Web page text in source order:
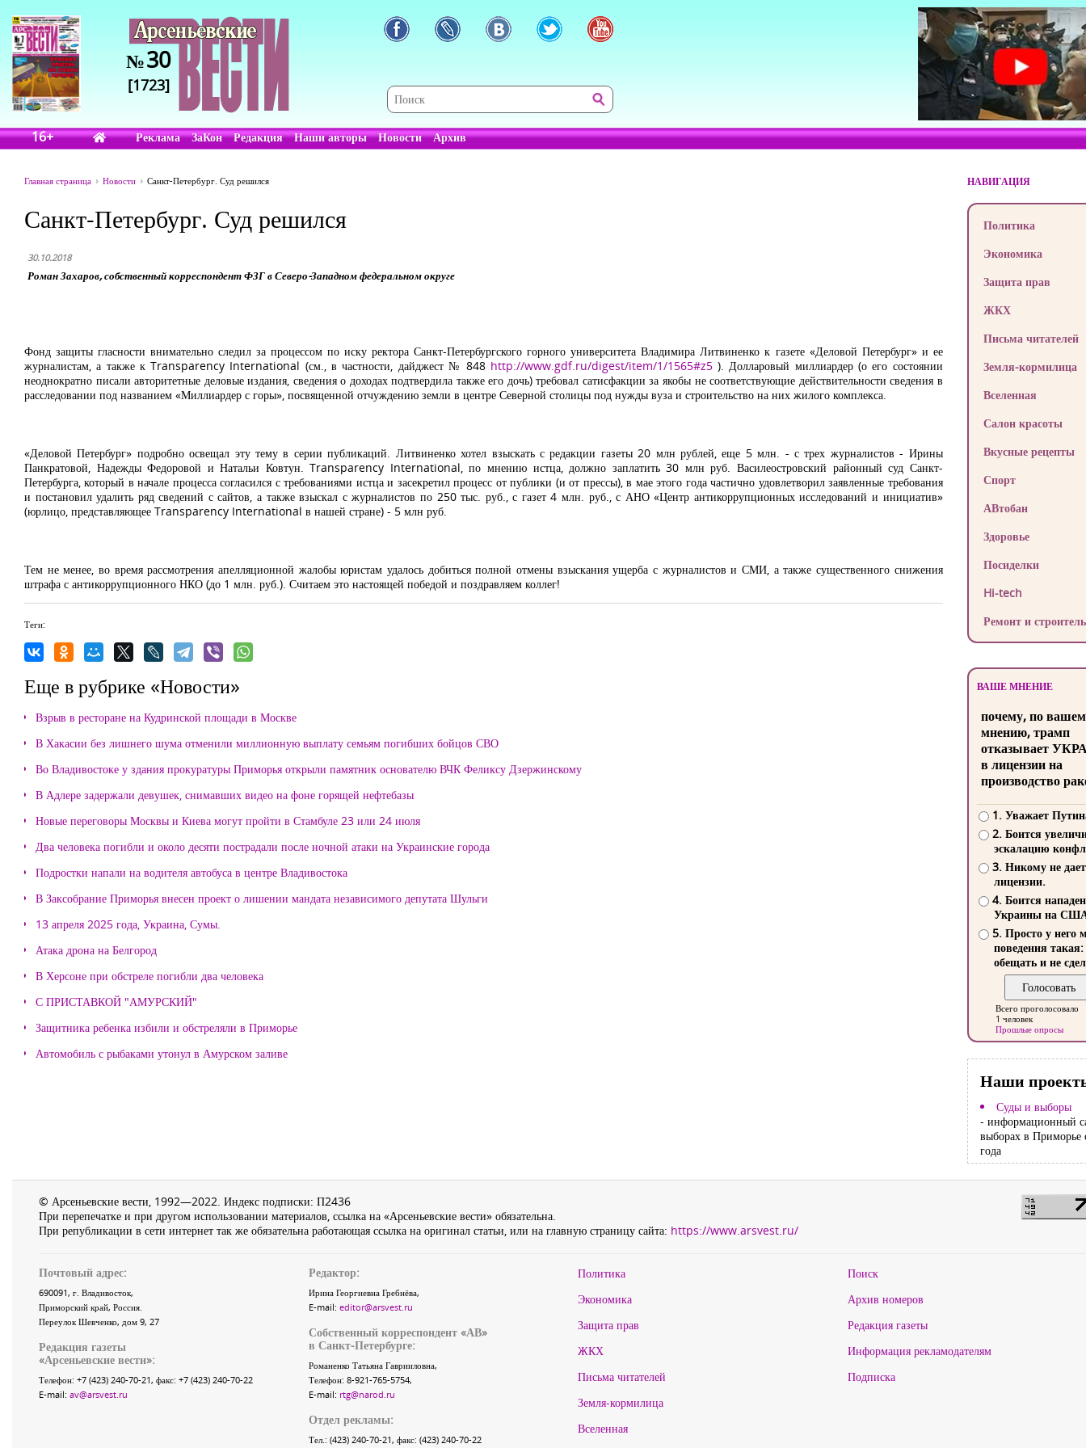
№30
[1723]
16+ Реклама ЗаКон Редакция Наши авторы Новости Архив
Главная страница Новости Санкт-Петербург. Суд решился
Санкт-Петербург. Суд решился
30.10.2018
Роман Захаров, собственный корреспондент ФЗГ в Северо-Западном федеральном округе
Фонд защиты гласности внимательно следил за процессом по иску ректора Санкт-Петербургского горного университета Владимира Литвиненко к газете «Деловой Петербург» и ее
журналистам, а также к Transparency International (см., в частности, дайджест № 848 http://www.gdf.ru/digest/item/1/1565#z5). Долларовый миллиардер (о его состоянии
неоднократно писали авторитетные деловые издания, сведения о доходах подтвердила также его дочь) требовал сатисфакции за якобы не соответствующие действительности сведения в
расследовании под названием «Миллиардер с горы», посвященной отчуждению земли в центре Северной столицы под нужды вуза и строительство на них жилого комплекса.
«Деловой Петербург» подробно освещал эту тему в серии публикаций. Литвиненко хотел взыскать с редакции газеты 20 млн рублей, еще 5 млн. - с трех журналистов - Ирины
Панкратовой, Надежды Федоровой и Натальи Ковтун. Transparency International, по мнению истца, должно заплатить 30 млн руб. Василеостровский районный суд Санкт-
Петербурга, который в начале процесса согласился с требованиями истца и засекретил процесс от публики (и от прессы), в мае этого года частично удовлетворил заявленные требования
и постановил удалить ряд сведений с сайтов, а также взыскал с журналистов по 250 тыс. руб., с газет 4 млн. руб., с АНО «Центр антикоррупционных исследований и инициатив»
(юрлицо, представляющее Transparency International в нашей стране) - 5 млн руб.
Тем не менее, во время рассмотрения апелляционной жалобы юристам удалось добиться полной отмены взыскания ущерба с журналистов и СМИ, а также существенного снижения
штрафа с антикоррупционного НКО (до 1 млн. руб.). Считаем это настоящей победой и поздравляем коллег!
Теги:
Еще в рубрике «Новости»
Взрыв в ресторане на Кудринской площади в Москве
В Хакасии без лишнего шума отменили миллионную выплату семьям погибших бойцов СВО
Во Владивостоке у здания прокуратуры Приморья открыли памятник основателю ВЧК Феликсу Дзержинскому
В Адлере задержали девушек, снимавших видео на фоне горящей нефтебазы
Новые переговоры Москвы и Киева могут пройти в Стамбуле 23 или 24 июля
Два человека погибли и около десяти пострадали после ночной атаки на Украинские города
Подростки напали на водителя автобуса в центре Владивостока
В Заксобрание Приморья внесен проект о лишении мандата независимого депутата Шульги
13 апреля 2025 года, Украина, Сумы.
Атака дрона на Белгород
В Херсоне при обстреле погибли два человека
С ПРИСТАВКОЙ "АМУРСКИЙ"
Защитника ребенка избили и обстреляли в Приморье
Автомобиль с рыбаками утонул в Амурском заливе
НАВИГАЦИЯ
Политика
Экономика
Защита прав
ЖКХ
Письма читателей
Земля-кормилица
Вселенная
Салон красоты
Вкусные рецепты
Спорт
АВтобан
Здоровье
Посиделки
Hi-tech
Ремонт и
ВАШЕ МНЕНИЕ
почему, по
мнению, трамп
отказывает
в лицензии на
производство
1. Уважает
2. Боится
эскалацию
3. Никому не
лицензии.
4. Боится
Украины на
5. Просто у него
поведения такая:
обещать и не
Всего проголосовало
1 человек
Прошлые опросы
Наши
Суды и выборы
- информационный
выборах в Приморье
года
© Арсеньевские вести, 1992—2022. Индекс подписки: П2436
При перепечатке и при другом использовании материалов, ссылка на «Арсеньевские вести» обязательна.
При републикации в сети интернет так же обязательна работающая ссылка на оригинал статьи, или на главную страницу сайта: https://www.arsvest.ru/
Почтовый адрес:
690091, г. Владивосток,
Приморский край, Россия.
Переулок Шевченко, дом 9, 27
Редакция газеты
«Арсеньевские вести»:
Телефон: +7 (423) 240-70-21, факс: +7 (423) 240-70-22
E-mail: av@arsvest.ru
Редактор:
Ирина Георгиевна Гребнёва,
E-mail: editor@arsvest.ru
Собственный корреспондент «АВ»
в Санкт-Петербурге:
Романенко Татьяна Гаврииловна,
Телефон: 8-921-765-5754,
E-mail: rtg@narod.ru
Отдел рекламы:
Тел.: (423) 240-70-21, факс: (423) 240-70-22
Политика
Экономика
Защита прав
ЖКХ
Письма читателей
Земля-кормилица
Вселенная
Поиск
Архив номеров
Редакция газеты
Информация рекламодателям
Подписка